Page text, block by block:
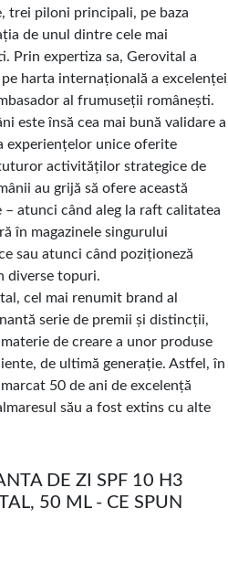
trei piloni principali, pe baza
de unul dintre cele mai
Prin expertiza sa, Gerovital a
harta internaţională a excelenţei
al frumuseţii româneşti.
este însă cea mai bună validare a
experienţelor unice oferite
activităţilor strategice de
au grijă să ofere această
– atunci când aleg la raft calitatea
în magazinele singurului
sau atunci când poziţioneză
diverse topuri.
cel mai renumit brand al
serie de premii şi distincţii,
de creare a unor produse
de ultimă generaţie. Astfel, în
50 de ani de excelenţă
său a fost extins cu alte
DE ZI SPF 10 H3
50 ML - CE SPUN